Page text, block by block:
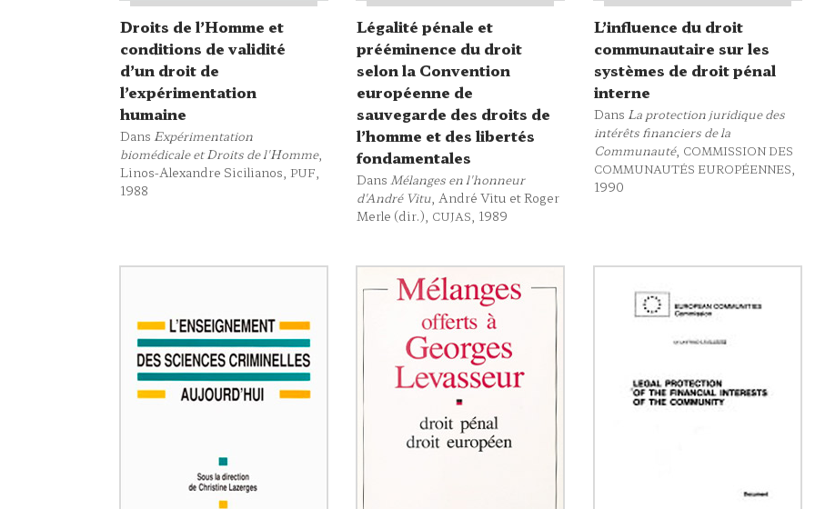
Droits de l’Homme et
conditions de validité
d’un droit de
l’expérimentation
humaine
Dans Expérimentation
biomédicale et Droits de l'Homme,
Linos-Alexandre Sicilianos, PUF,
1988
Légalité pénale et
prééminence du droit
selon la Convention
européenne de
sauvegarde des droits de
l’homme et des libertés
fondamentales
DansMélanges en l'honneur
d'André Vitu, André Vitu et Roger
Merle (dir.), CUJAS, 1989
L’influence du droit
communautaire sur les
systèmes de droit pénal
interne
Dans La protection juridique des
intérêts financiers de la
Communauté, COMMISSION DES
COMMUNAUTÉS EUROPÉENNES,
1990